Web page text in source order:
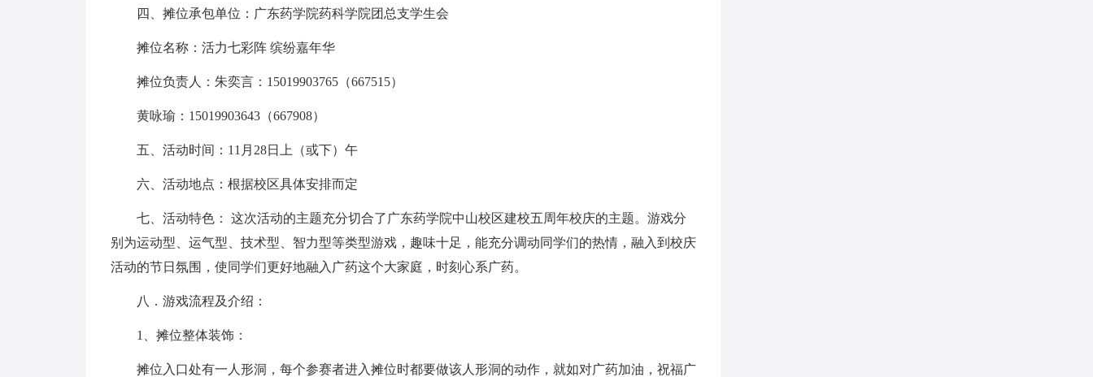
四、摊位承包单位：广东药学院药科学院团总支学生会
摊位名称：活力七彩阵 缤纷嘉年华
摊位负责人：朱奕言：15019903765（667515）
黄咏瑜：15019903643（667908）
五、活动时间：11月28日上（或下）午
六、活动地点：根据校区具体安排而定
七、活动特色： 这次活动的主题充分切合了广东药学院中山校区建校五周年校庆的主题。游戏分
别为运动型、运气型、技术型、智力型等类型游戏，趣味十足，能充分调动同学们的热情，融入到校庆
活动的节日氛围，使同学们更好地融入广药这个大家庭，时刻心系广药。
八．游戏流程及介绍：
1、摊位整体装饰：
摊位入口处有一人形洞，每个参赛者进入摊位时都要做该人形洞的动作，就如对广药加油，祝福广